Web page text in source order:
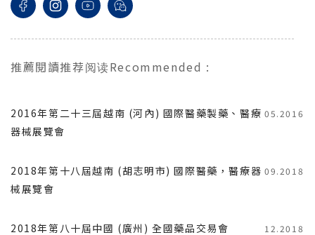
推薦閱讀推荐阅读Recommended :
2016年第二十三屆越南 (河內) 國際醫藥製藥、醫療
器械展覽會
05.2016
2018年第十八屆越南 (胡志明市) 國際醫藥，醫療器
械展覽會
09.2018
2018年第八十屆中國 (廣州) 全國藥品交易會 12.2018